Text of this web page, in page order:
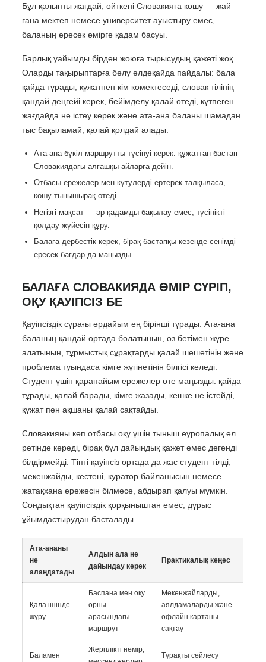
Бұл қалыпты жағдай, өйткені Словакияға көшу — жай
ғана мектеп немесе университет ауыстыру емес,
баланың ересек өмірге қадам басуы.
Барлық уайымды бірден жоюға тырысудың қажеті жоқ.
Оларды тақырыптарға бөлу әлдеқайда пайдалы: бала
қайда тұрады, құжатпен кім көмектеседі, словак тілінің
қандай деңгейі керек, бейімделу қалай өтеді, күтпеген
жағдайда не істеу керек және ата-ана баланы шамадан
тыс бақыламай, қалай қолдай алады.
Ата-ана бүкіл маршрутты түсінуі керек: құжаттан бастап
Словакиядағы алғашқы айларға дейін.
Отбасы ережелер мен күтулерді ертерек талқыласа,
көшу тынышырақ өтеді.
Негізгі мақсат — әр қадамды бақылау емес, түсінікті
қолдау жүйесін құру.
Балаға дербестік керек, бірақ бастапқы кезеңде сенімді
ересек бағдар да маңызды.
БАЛАҒА СЛОВАКИЯДА ӨМІР СҮРІП,
ОҚУ ҚАУІПСІЗ БЕ
Қауіпсіздік сұрағы әрдайым ең бірінші тұрады. Ата-ана
баланың қандай ортада болатынын, өз бетімен жүре
алатынын, тұрмыстық сұрақтарды қалай шешетінін және
проблема туындаса кімге жүгінетінін білгісі келеді.
Студент үшін қарапайым ережелер өте маңызды: қайда
тұрады, қалай барады, кімге жазады, кешке не істейді,
құжат пен ақшаны қалай сақтайды.
Словакияны көп отбасы оқу үшін тыныш еуропалық ел
ретінде көреді, бірақ бұл дайындық қажет емес дегенді
білдірмейді. Тіпті қауіпсіз ортада да жас студент тілді,
мекенжайды, кестені, куратор байланысын немесе
жатақхана ережесін білмесе, абдырап қалуы мүмкін.
Сондықтан қауіпсіздік қорқыныштан емес, дұрыс
ұйымдастырудан басталады.
Ата-ананы
не
алаңдатады
Алдын ала не
дайындау керек
Практикалық кеңес
Қала ішінде
жүру
Баспана мен оқу
орны
арасындағы
маршрут
Мекенжайларды,
аялдамаларды және
офлайн картаны
сақтау
Баламен
Жергілікті нөмір,
Тұрақты сөйлесу